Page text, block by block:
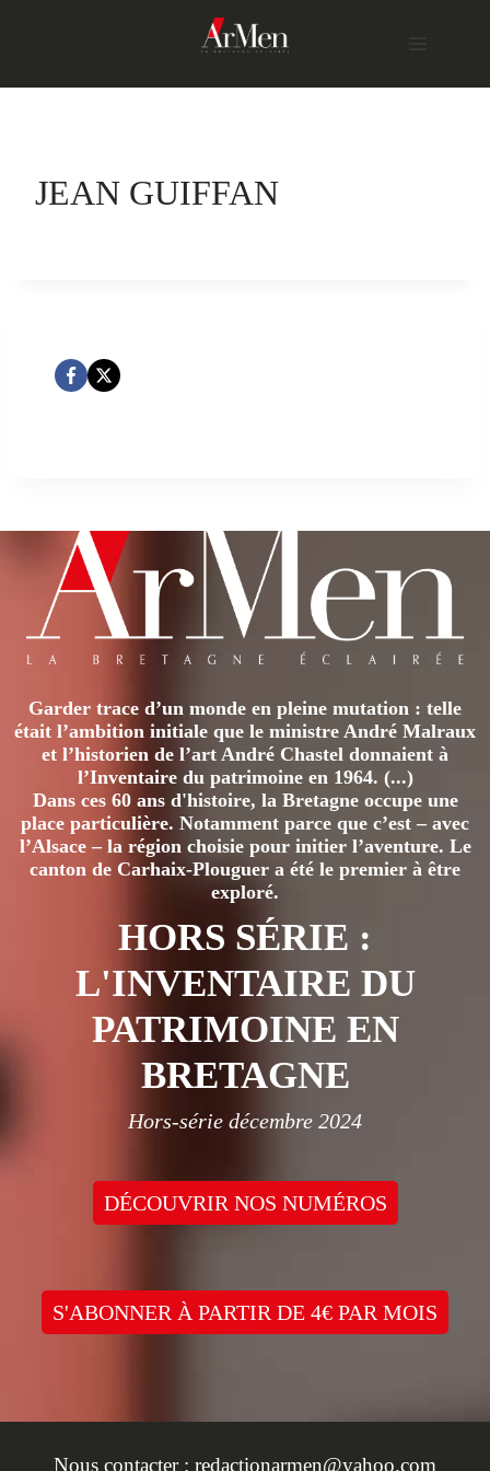
JEAN GUIFFAN
Garder trace d’un monde en pleine mutation : telle
était l’ambition initiale que le ministre André Malraux
et l’historien de l’art André Chastel donnaient à
l’Inventaire du patrimoine en 1964. (...)
Dans ces 60 ans d'histoire, la Bretagne occupe une
place particulière. Notamment parce que c’est – avec
l’Alsace – la région choisie pour initier l’aventure. Le
canton de Carhaix-Plouguer a été le premier à être
exploré.
HORS SÉRIE :
L'INVENTAIRE DU
PATRIMOINE EN
BRETAGNE
Hors-série décembre 2024
DÉCOUVRIR NOS NUMÉROS
S'ABONNER À PARTIR DE 4€ PAR MOIS
Nous contacter : redactionarmen@yahoo.com